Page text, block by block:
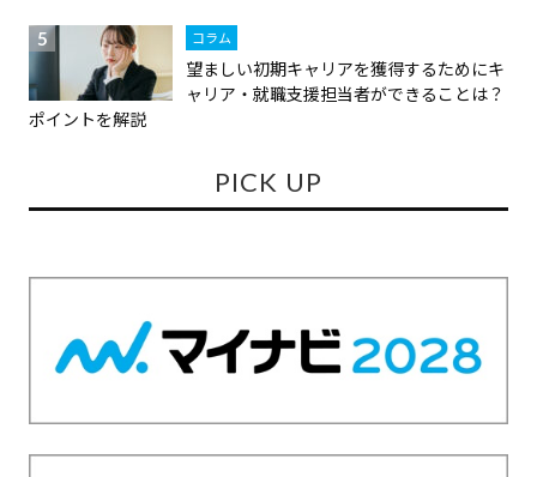
コラム
望ましい初期キャリアを獲得するためにキ
ャリア・就職支援担当者ができることは？
ポイントを解説
PICK UP